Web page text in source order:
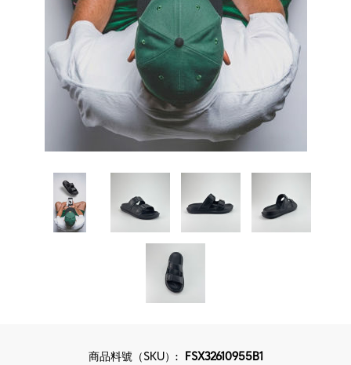
商品料號（SKU）: FSX32610955B1